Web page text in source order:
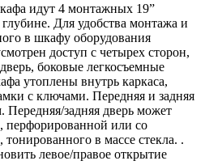
идут 4 монтажных 19”
Для удобства монтажа и
в шкафу оборудования
доступ с четырех сторон,
боковые легкосъемные
утоплены внутрь каркаса,
с ключами. Передняя и задняя
Передняя/задняя дверь может
перфорированной или со
тонированного в массе стекла. .
левое/правое открытие